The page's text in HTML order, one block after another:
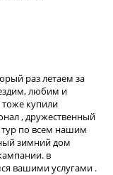
раз летаем за
любим и
тоже купили
, дружественный
по всем нашим
зимний дом
в
вашими услугами .